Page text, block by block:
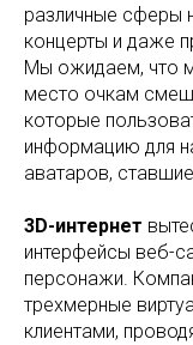
различные сферы
концерты и даже
Мы ожидаем, что
место очкам
которые
информацию для
аватаров,
3D-интернет
интерфейсы веб-
персонажи.
трехмерные
клиентами,